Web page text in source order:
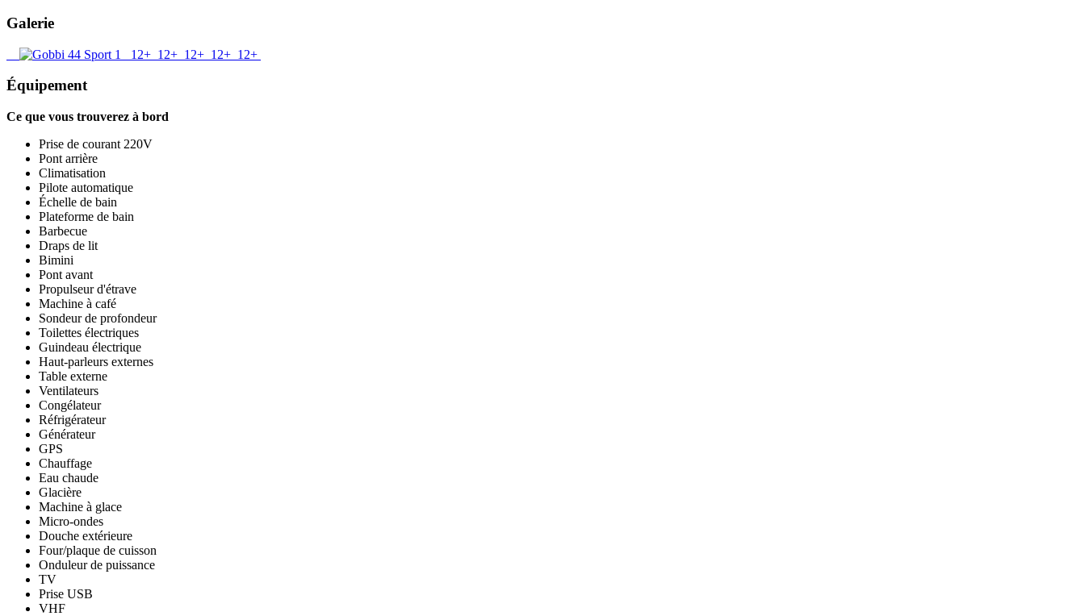
Galerie
12+ 12+ 12+ 12+ 12+
Équipement
Ce que vous trouverez à bord
Prise de courant 220V
Pont arrière
Climatisation
Pilote automatique
Échelle de bain
Plateforme de bain
Barbecue
Draps de lit
Bimini
Pont avant
Propulseur d'étrave
Machine à café
Sondeur de profondeur
Toilettes électriques
Guindeau électrique
Haut-parleurs externes
Table externe
Ventilateurs
Congélateur
Réfrigérateur
Générateur
GPS
Chauffage
Eau chaude
Glacière
Machine à glace
Micro-ondes
Douche extérieure
Four/plaque de cuisson
Onduleur de puissance
TV
Prise USB
VHF